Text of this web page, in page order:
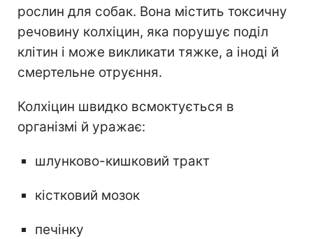
рослин для собак. Вона містить токсичну
речовину колхіцин, яка порушує поділ
клітин і може викликати тяжке, а іноді й
смертельне отруєння.
Колхіцин швидко всмоктується в
організмі й уражає:
шлунково-кишковий тракт
кістковий мозок
печінку